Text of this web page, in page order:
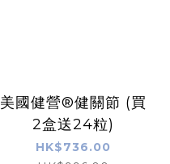
美國健營®健關節 (買
2盒送24粒)
HK$736.00